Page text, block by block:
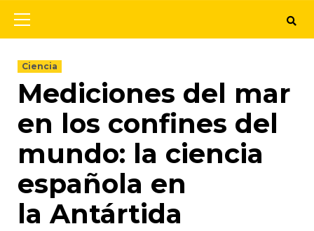
Ciencia
Mediciones del mar
en los confines del
mundo: la ciencia
española en
la Antártida